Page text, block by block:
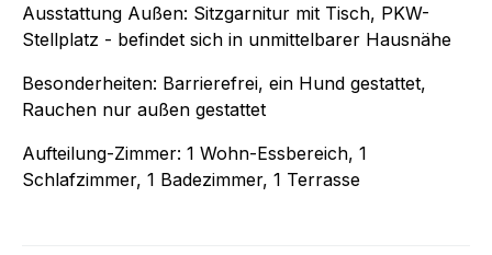
Ausstattung Außen: Sitzgarnitur mit Tisch, PKW-
Stellplatz - befindet sich in unmittelbarer Hausnähe
Besonderheiten: Barrierefrei, ein Hund gestattet,
Rauchen nur außen gestattet
Aufteilung-Zimmer: 1 Wohn-Essbereich, 1
Schlafzimmer, 1 Badezimmer, 1 Terrasse